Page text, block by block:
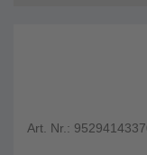
Art. Nr.: